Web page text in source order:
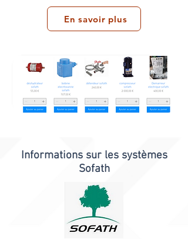
En savoir plus
Informations sur les systèmes
Sofath